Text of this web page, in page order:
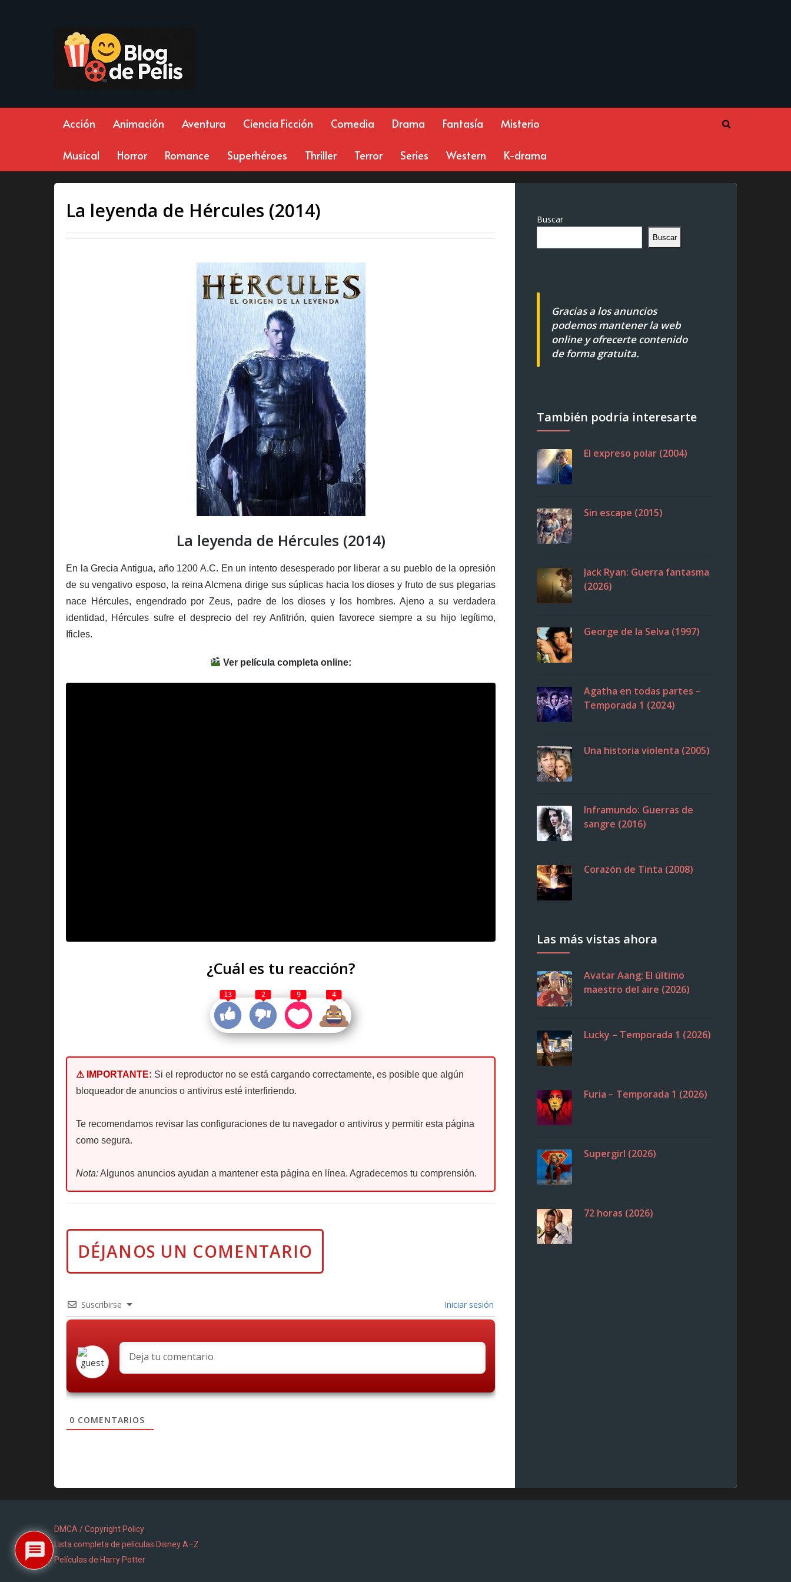
Acción Animación Aventura Ciencia Ficción Comedia Drama Fantasía Misterio
Musical Horror Romance Superhéroes Thriller Terror Series Western K-drama
La leyenda de Hércules (2014)
La leyenda de Hércules (2014)
En la Grecia Antigua, año 1200 A.C. En un intento desesperado por liberar a su pueblo de la opresión
de su vengativo esposo, la reina Alcmena dirige sus súplicas hacia los dioses y fruto de sus plegarias
nace Hércules, engendrado por Zeus, padre de los dioses y los hombres. Ajeno a su verdadera
identidad, Hércules sufre el desprecio del rey Anfitrión, quien favorece siempre a su hijo legítimo,
Ificles.
Ver película completa online:
¿Cuál es tu reacción?
13 2 9 4
⚠ IMPORTANTE: Si el reproductor no se está cargando correctamente, es posible que algún
bloqueador de anuncios o antivirus esté interfiriendo.
Te recomendamos revisar las configuraciones de tu navegador o antivirus y permitir esta página
como segura.
Nota:Algunos anuncios ayudan a mantener esta página en línea. Agradecemos tu comprensión.
Suscribirse Iniciar sesión
0 COMENTARIOS
Buscar
Buscar
Gracias a los anuncios
podemos mantener la web
online y ofrecerte contenido
de forma gratuita.
También podría interesarte
El expreso polar (2004)
Sin escape (2015)
Jack Ryan: Guerra fantasma
(2026)
George de la Selva (1997)
Agatha en todas partes –
Temporada 1 (2024)
Una historia violenta (2005)
Inframundo: Guerras de
sangre (2016)
Corazón de Tinta (2008)
Las más vistas ahora
Avatar Aang: El último
maestro del aire (2026)
Lucky – Temporada 1 (2026)
Furia – Temporada 1 (2026)
Supergirl (2026)
72 horas (2026)
DMCA / Copyright Policy
Lista completa de películas Disney A–Z
Películas de Harry Potter